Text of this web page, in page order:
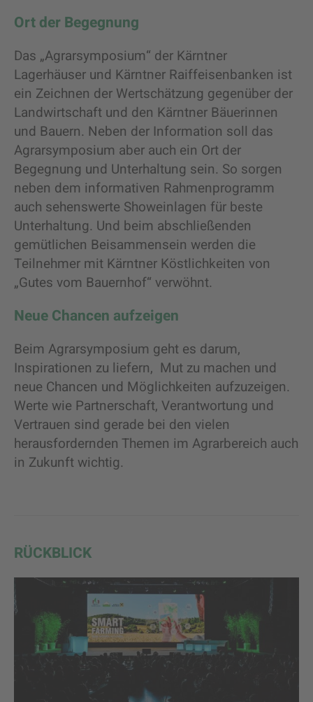
Ort der Begegnung
Das „Agrarsymposium“ der Kärntner
Lagerhäuser und Kärntner Raiffeisenbanken ist
ein Zeichnen der Wertschätzung gegenüber der
Landwirtschaft und den Kärntner Bäuerinnen
und Bauern. Neben der Information soll das
Agrarsymposium aber auch ein Ort der
Begegnung und Unterhaltung sein. So sorgen
neben dem informativen Rahmenprogramm
auch sehenswerte Showeinlagen für beste
Unterhaltung. Und beim abschließenden
gemütlichen Beisammensein werden die
Teilnehmer mit Kärntner Köstlichkeiten von
„Gutes vom Bauernhof“ verwöhnt.
Neue Chancen aufzeigen
Beim Agrarsymposium geht es darum,
Inspirationen zu liefern, Mut zu machen und
neue Chancen und Möglichkeiten aufzuzeigen.
Werte wie Partnerschaft, Verantwortung und
Vertrauen sind gerade bei den vielen
herausfordernden Themen im Agrarbereich auch
in Zukunft wichtig.
RÜCKBLICK